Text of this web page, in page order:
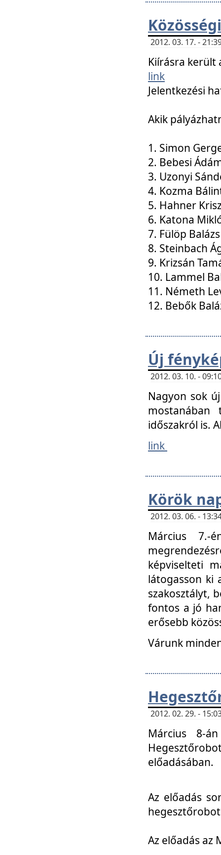
2012. 03. 17. -
Kiírásra került
link
Jelentkezési
Akik
1. Simon
2. Bebesi
3. Uzonyi
4. Kozma
5. Hahner
6. Katona
7. Fülöp Balázs
8. Steinbach
9. Krizsán
10. Lammel
11. Németh
12. Bebők
Új
2012. 03. 10. -
Nagyon sok
mostanában
időszakról is.
link
Körök
2012. 03. 06. -
Március 7.-
képviselteti
látogasson ki
szakosztályt,
fontos a jó
erősebb
Várunk
2012. 02. 29. -
Március 8-
előadásában.
Az előadás
Az előadás az